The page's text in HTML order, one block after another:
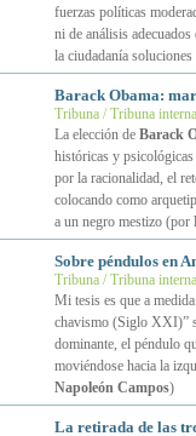
fuerzas políticas
ni de análisis
la ciudadanía
Barack Obama:
Tribuna / Tribuna
La elección de Barack
históricas y
por la racionalidad, el
colocando como
a un negro mestizo (por
Sobre péndulos en
Tribuna / Tribuna
Mi tesis es que a
chavismo (Siglo XXI)”
dominante, el péndulo
moviéndose hacia la
Napoleón Campos)
La retirada de las